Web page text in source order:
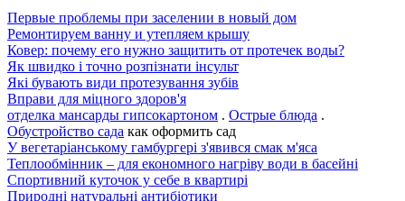
Первые проблемы при заселении в новый дом
Ремонтируем ванну и утепляем крышу
Ковер: почему его нужно защитить от протечек воды?
Як швидко і точно розпізнати інсульт
Які бувають види протезування зубів
Вправи для міцного здоров'я
отделка мансарды гипсокартоном . Острые блюда .
Обустройство сада как оформить сад
У вегетаріанському гамбургері з'явився смак м'яса
Теплообмінник – для економного нагріву води в басейні
Спортивний куточок у себе в квартирі
Природні натуральні антибіотики